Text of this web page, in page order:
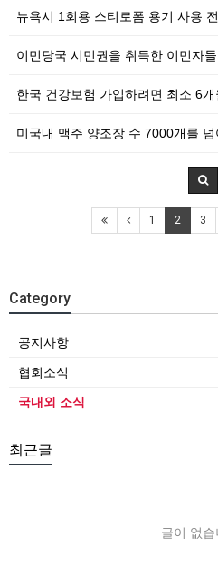
뉴욕시 1회용 스티로폼 용기 사용
이민당국 시민권을 취득한 이민자들의
한국 건강보험 가입하려면 최소 6개월
미국내 맥주 양조장 수 7000개를
1 2 3
Category
공지사항
협회소식
국내외 소식
최근글
글이 없습